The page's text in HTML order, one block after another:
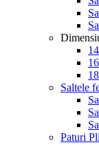
Saltele
Paturi